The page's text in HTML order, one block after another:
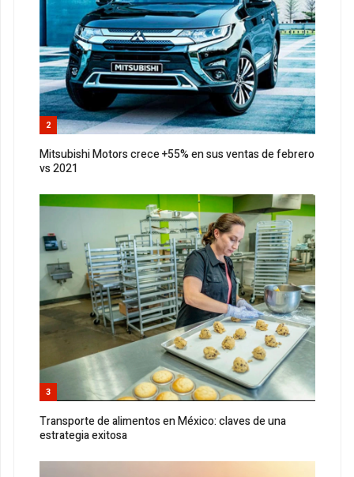
2
Mitsubishi Motors crece +55% en sus ventas de febrero
vs 2021
3
Transporte de alimentos en México: claves de una
estrategia exitosa